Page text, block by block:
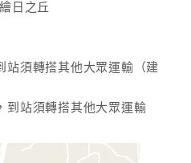
日之丘
站須轉搭其他大眾運輸（建
到站須轉搭其他大眾運輸